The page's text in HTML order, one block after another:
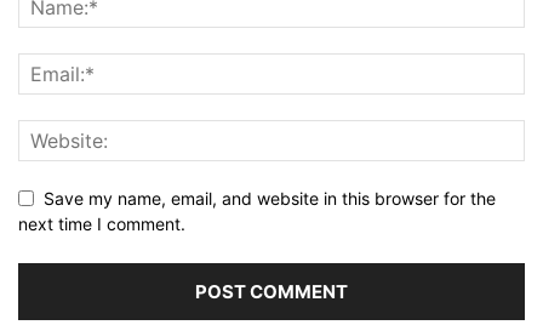
Save my name, email, and website in this browser for the
next time I comment.